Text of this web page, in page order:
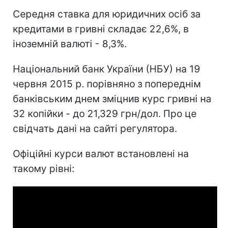
Середня ставка для юридичних осіб за
кредитами в гривні складає 22,6%, в
іноземній валюті - 8,3%.
Національний банк України (НБУ) на 19
червня 2015 р. порівняно з попереднім
банківським днем зміцнив курс гривні на
32 копійки - до 21,329 грн/дол. Про це
свідчать дані на сайті регулятора.
Офіційні курси валют встановлені на
такому рівні: